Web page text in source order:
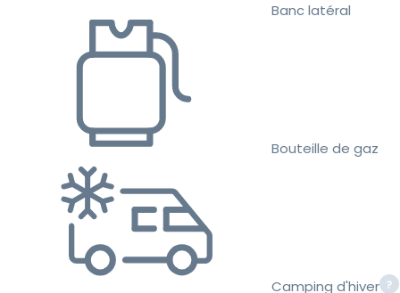
Banc latéral
Bouteille de gaz
Camping d'hiver